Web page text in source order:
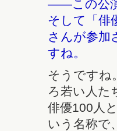
――この公
そして「俳
さんが参加
すね。
そうですね
ろ若い人た
俳優100人
いう名称で